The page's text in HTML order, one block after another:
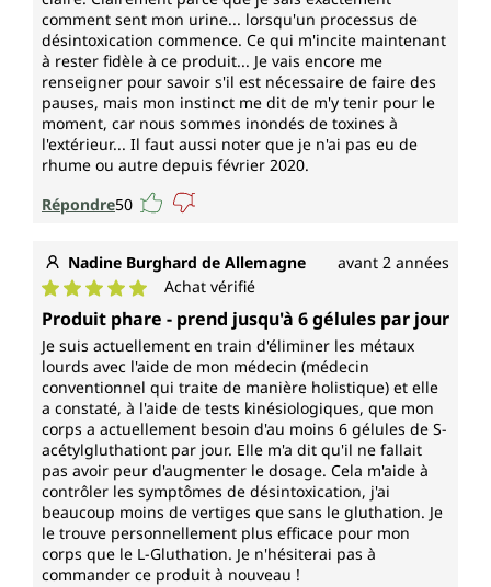
comment sent mon urine... lorsqu'un processus de
désintoxication commence. Ce qui m'incite maintenant
à rester fidèle à ce produit... Je vais encore me
renseigner pour savoir s'il est nécessaire de faire des
pauses, mais mon instinct me dit de m'y tenir pour le
moment, car nous sommes inondés de toxines à
l'extérieur... Il faut aussi noter que je n'ai pas eu de
rhume ou autre depuis février 2020.
Répondre50
Nadine Burghard de Allemagne avant 2 années
Note moyenne de 5 sur 5 étoiles
Achat vérifié
Produit phare - prend jusqu'à 6 gélules par jour
Je suis actuellement en train d'éliminer les métaux
lourds avec l'aide de mon médecin (médecin
conventionnel qui traite de manière holistique) et elle
a constaté, à l'aide de tests kinésiologiques, que mon
corps a actuellement besoin d'au moins 6 gélules de S-
acétylgluthationt par jour. Elle m'a dit qu'il ne fallait
pas avoir peur d'augmenter le dosage. Cela m'aide à
contrôler les symptômes de désintoxication, j'ai
beaucoup moins de vertiges que sans le gluthation. Je
le trouve personnellement plus efficace pour mon
corps que le L-Gluthation. Je n'hésiterai pas à
commander ce produit à nouveau !